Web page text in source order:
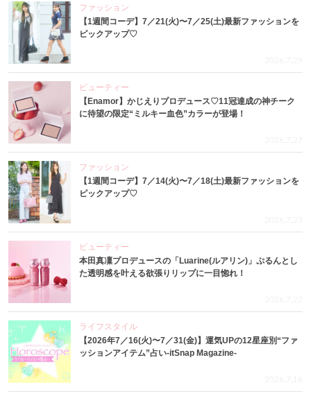
ファッション
【1週間コーデ】7／21(火)〜7／25(土)最新ファッションを
ピックアップ♡
2026.7.29
ビューティー
【Enamor】かじえりプロデュース♡11冠達成の神チーク
に待望の限定“ミルキー血色”カラーが登場！
2026.7.27
ファッション
【1週間コーデ】7／14(火)〜7／18(土)最新ファッションを
ピックアップ♡
2026.7.23
ビューティー
本田真凜プロデュースの「Luarine(ルアリン)」ぷるんとし
た透明感を叶える欲張りリップに一目惚れ！
2026.7.22
ライフスタイル
【2026年7／16(火)〜7／31(金)】運気UPの12星座別“ファ
ッションアイテム”占い-itSnap Magazine-
2026.7.16